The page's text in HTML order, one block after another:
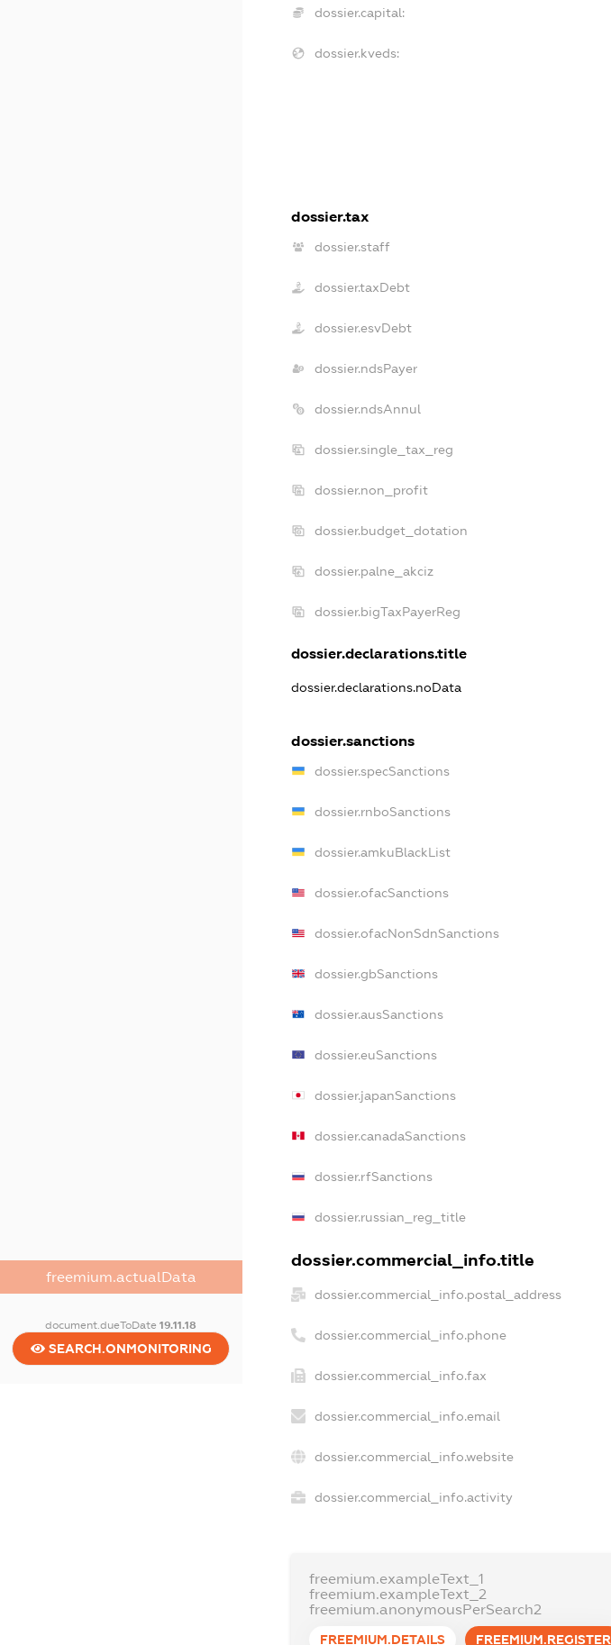
freemium.actualData
document.dueToDate19.11.18
SEARCH.ONMONITORING
dossier.capital:
dossier.kveds:
dossier.tax
dossier.staff
dossier.taxDebt
dossier.esvDebt
dossier.ndsPayer
dossier.ndsAnnul
dossier.single_tax_reg
dossier.non_profit
dossier.budget_dotation
dossier.palne_akciz
dossier.bigTaxPayerReg
dossier.declarations.title
dossier.declarations.noData
dossier.sanctions
dossier.specSanctions
dossier.rnboSanctions
dossier.amkuBlackList
dossier.ofacSanctions
dossier.ofacNonSdnSanctions
dossier.gbSanctions
dossier.ausSanctions
dossier.euSanctions
dossier.japanSanctions
dossier.canadaSanctions
dossier.rfSanctions
dossier.russian_reg_title
dossier.commercial_info.title
dossier.commercial_info.postal_address
dossier.commercial_info.phone
dossier.commercial_info.fax
dossier.commercial_info.email
dossier.commercial_info.website
dossier.commercial_info.activity
freemium.exampleText_1
freemium.exampleText_2
freemium.anonymousPerSearch2
FREEMIUM.DETAILS FREEMIUM.REGISTER